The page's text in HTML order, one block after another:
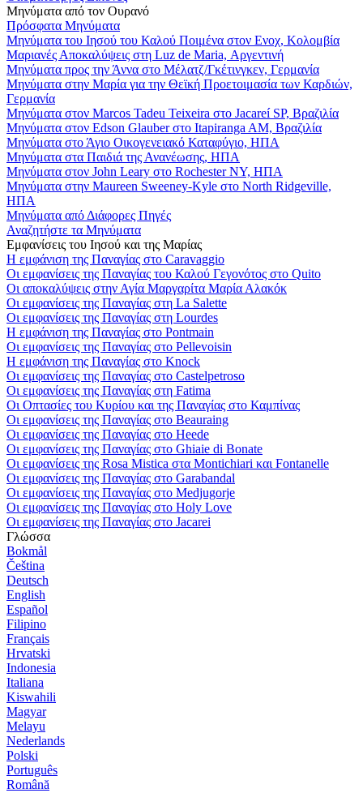
Μηνύματα από τον Ουρανό
Πρόσφατα Μηνύματα
Μηνύματα του Ιησού του Καλού Ποιμένα στον Ενοχ, Κολομβία
Μαριανές Αποκαλύψεις στη Luz de Maria, Αργεντινή
Μηνύματα προς την Άννα στο Μέλατζ/Γκέτινγκεν, Γερμανία
Μηνύματα στην Μαρία για την Θεϊκή Προετοιμασία των Καρδιών,
Γερμανία
Μηνύματα στον Marcos Tadeu Teixeira στο Jacareí SP, Βραζιλία
Μηνύματα στον Edson Glauber στο Itapiranga AM, Βραζιλία
Μηνύματα στο Άγιο Οικογενειακό Καταφύγιο, ΗΠΑ
Μηνύματα στα Παιδιά της Ανανέωσης, ΗΠΑ
Μηνύματα στον John Leary στο Rochester NY, ΗΠΑ
Μηνύματα στην Maureen Sweeney-Kyle στο North Ridgeville,
ΗΠΑ
Μηνύματα από Διάφορες Πηγές
Αναζητήστε τα Μηνύματα
Εμφανίσεις του Ιησού και της Μαρίας
Η εμφάνιση της Παναγίας στο Caravaggio
Οι εμφανίσεις της Παναγίας του Καλού Γεγονότος στο Quito
Οι αποκαλύψεις στην Αγία Μαργαρίτα Μαρία Αλακόκ
Οι εμφανίσεις της Παναγίας στη La Salette
Οι εμφανίσεις της Παναγίας στη Lourdes
Η εμφάνιση της Παναγίας στο Pontmain
Οι εμφανίσεις της Παναγίας στο Pellevoisin
Η εμφάνιση της Παναγίας στο Knock
Οι εμφανίσεις της Παναγίας στο Castelpetroso
Οι εμφανίσεις της Παναγίας στη Fatima
Οι Οπτασίες του Κυρίου και της Παναγίας στο Καμπίνας
Οι εμφανίσεις της Παναγίας στο Beauraing
Οι εμφανίσεις της Παναγίας στο Heede
Οι εμφανίσεις της Παναγίας στο Ghiaie di Bonate
Οι εμφανίσεις της Rosa Mistica στα Montichiari και Fontanelle
Οι εμφανίσεις της Παναγίας στο Garabandal
Οι εμφανίσεις της Παναγίας στο Medjugorje
Οι εμφανίσεις της Παναγίας στο Holy Love
Οι εμφανίσεις της Παναγίας στο Jacarei
Γλώσσα
Bokmål
Čeština
Deutsch
English
Español
Filipino
Français
Hrvatski
Indonesia
Italiana
Kiswahili
Magyar
Melayu
Nederlands
Polski
Português
Română